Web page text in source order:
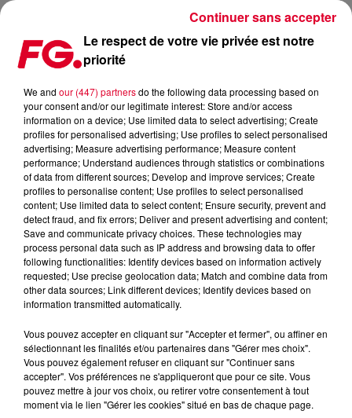
FRENCH 79 ET CERCLE S'ASSOCIENT POUR LE TRÈS BEAU
Publié : 14 octobre 2022 à 18h32 par Jean-Baptiste
BLANDIN
French 79
Crédit :YouTube : @Capture d'écran clip "Foix"
Le respect de votre vie privée est notre
priorité
We and our (447) partnersdo the following data processing based on
your consent and/or our legitimate interest: Store and/or access
information on a device; Use limited data to select advertising; Create
profiles for personalised advertising; Use profiles to select personalised
advertising; Measure advertising performance; Measure content
performance; Understand audiences through statistics or combinations
of data from different sources; Develop and improve services; Create
profiles to personalise content; Use profiles to select personalised
content; Use limited data to select content; Ensure security, prevent and
detect fraud, and fix errors; Deliver and present advertising and content;
Save and communicate privacy choices. These technologies may
process personal data such as IP address and browsing data to offer
following functionalities: Identify devices based on information actively
requested; Use precise geolocation data; Match and combine data from
other data sources; Link different devices; Identify devices based on
information transmitted automatically.
Vous pouvez accepter en cliquant sur "Accepter et fermer", ou affiner en
sélectionnant les finalités et/ou partenaires dans "Gérer mes choix".
Vous pouvez également refuser en cliquant sur "Continuer sans
accepter". Vos préférences ne s'appliqueront que pour ce site. Vous
pouvez mettre à jour vos choix, ou retirer votre consentement à tout
moment via le lien "Gérer les cookies" situé en bas de chaque page.
Continuer sans accepter